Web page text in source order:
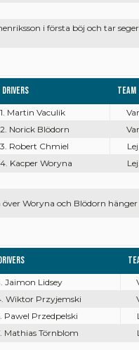
i första böj och tar
Drivers Team
1. Martin Vaculik
2. Norick Blödorn
3. Robert Chmiel
4. Kacper Woryna
Woryna och Blödorn
Jaimon Lidsey
Wiktor Przyjemski
Pawel Przedpelski
Mathias Törnblom